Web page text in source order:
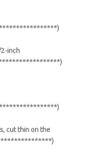
inch
cut thin on the